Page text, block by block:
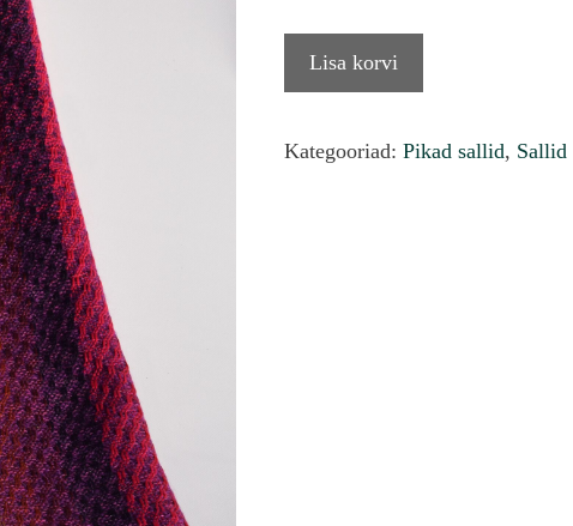
Lisa korvi
Kategooriad:Pikad sallid, Sallid